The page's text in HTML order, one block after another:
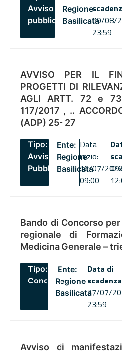
Avviso
pubblico
Regione
Basilicata09/08/
23:59
AVVISO PER IL
PROGETTI DI
AGLI ARTT. 72 e
117/2017 , ..
(ADP) 25- 27
Tipo:
Avviso
Pubblico
Ente:
Regione
Basilicata
Data
inizio:
16/07/
09:00
Bando di Concorso per
regionale di
Medicina Generale –
Tipo:
Concorsi
Ente:
Regione
Basilicata
Data di
scadenza:
27/07/
23:59
Avviso di